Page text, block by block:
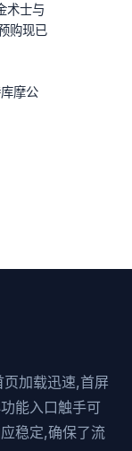
术士与
购现已
摩公
加载迅速,首屏
能入口触手可
稳定,确保了流